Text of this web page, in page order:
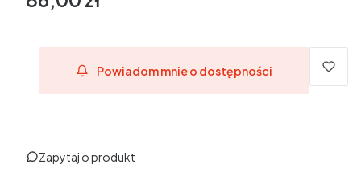
Powiadom mnie o dostępności
Zapytaj o produkt